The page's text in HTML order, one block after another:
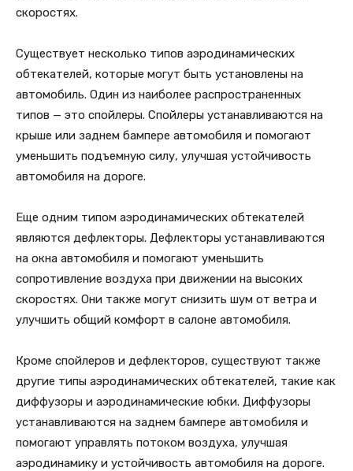
скоростях.
Существует несколько типов аэродинамических
обтекателей, которые могут быть установлены на
автомобиль. Один из наиболее распространенных
типов — это спойлеры. Спойлеры устанавливаются на
крыше или заднем бампере автомобиля и помогают
уменьшить подъемную силу, улучшая устойчивость
автомобиля на дороге.
Еще одним типом аэродинамических обтекателей
являются дефлекторы. Дефлекторы устанавливаются
на окна автомобиля и помогают уменьшить
сопротивление воздуха при движении на высоких
скоростях. Они также могут снизить шум от ветра и
улучшить общий комфорт в салоне автомобиля.
Кроме спойлеров и дефлекторов, существуют также
другие типы аэродинамических обтекателей, такие как
диффузоры и аэродинамические юбки. Диффузоры
устанавливаются на заднем бампере автомобиля и
помогают управлять потоком воздуха, улучшая
аэродинамику и устойчивость автомобиля на дороге.